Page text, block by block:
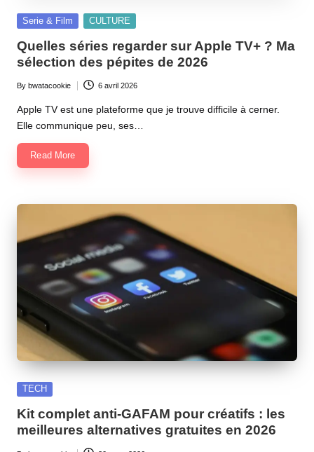
Posted
Serie & Film CULTURE
Quelles séries regarder sur Apple TV+ ? Ma
sélection des pépites de 2026
Posted
by
By bwatacookie 6 avril 2026
Apple TV est une plateforme que je trouve difficile à cerner.
Elle communique peu, ses…
Read More
Posted
TECH
Kit complet anti-GAFAM pour créatifs : les
meilleures alternatives gratuites en 2026